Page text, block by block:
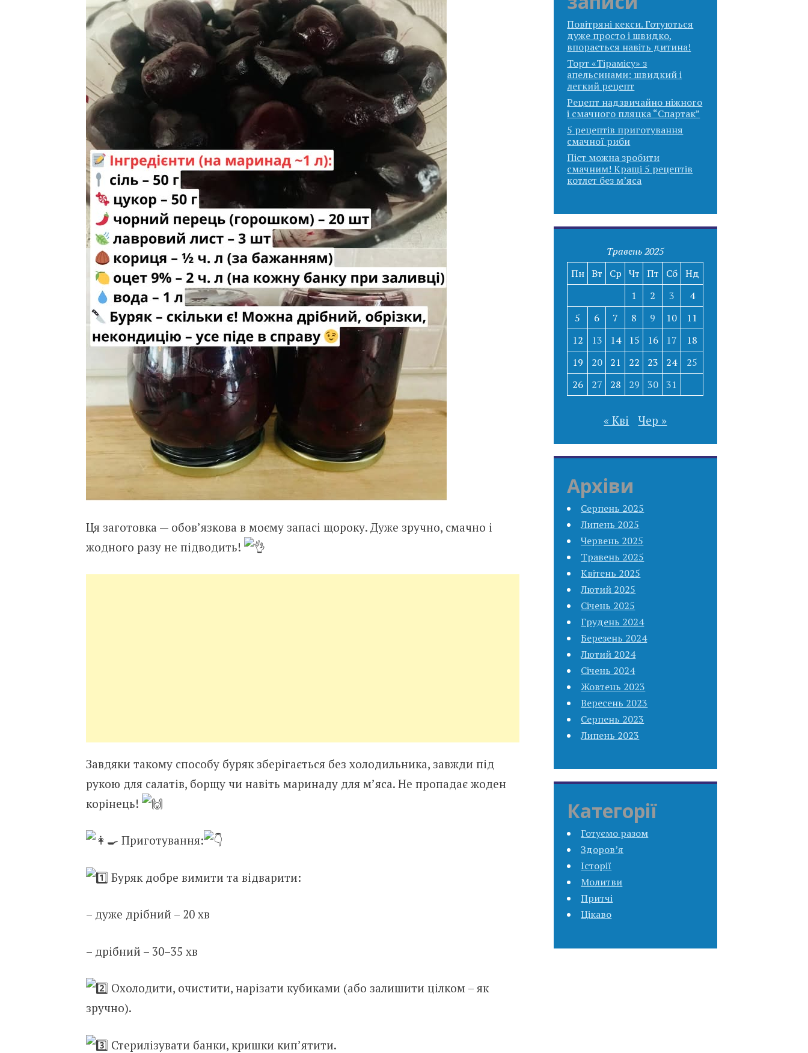
Ця заготовка — обов’язкова в моєму запасі щороку. Дуже зручно, смачно і
жодного разу не підводить!
Завдяки такому способу буряк зберігається без холодильника, завжди під
рукою для салатів, борщу чи навіть маринаду для м’яса. Не пропадає жоден
корінець!
Приготування:
Буряк добре вимити та відварити:
– дуже дрібний – 20 хв
– дрібний – 30–35 хв
Охолодити, очистити, нарізати кубиками (або залишити цілком – як
зручно).
Стерилізувати банки, кришки кип’ятити.
Повітряні кекси. Готуються
дуже просто і швидко,
впорається навіть дитина!
Торт «Тірамісу» з
апельсинами: швидкий і
легкий рецепт
Рецепт надзвичайно ніжного
і смачного пляцка “Спартак”
5 рецептів приготування
смачної риби
Піст можна зробити
смачним! Кращі 5 рецептів
котлет без м’яса
Травень 2025
Пн Вт Ср Чт Пт Сб Нд
1
2 3
4
5
6 7 8 9 10
11
12
13 14 15 16 17
18
19
20 21 22 23 24
25
26
27 28 29 30 31
« Кві Чер »
Архіви
Серпень 2025
Липень 2025
Червень 2025
Травень 2025
Квітень 2025
Лютий 2025
Січень 2025
Грудень 2024
Березень 2024
Лютий 2024
Січень 2024
Жовтень 2023
Вересень 2023
Серпень 2023
Липень 2023
Категорії
Готуємо разом
Здоров’я
Історії
Молитви
Притчі
Цікаво